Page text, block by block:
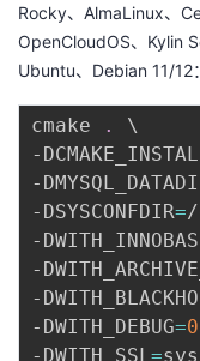
Rocky、AlmaLinux、
OpenCloudOS、Kylin
Ubuntu、Debian 11/12：
cmake .
\
-
-
-DSYSCONFDIR=
-
-
-
-DWITH_DEBUG=0
-DWITH_SSL =